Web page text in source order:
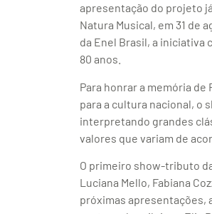
apresentação do projeto
Natura Musical, em 31 de
da Enel Brasil, a
80 anos.
Para honrar a memória
para a cultura nacional, o
interpretando grandes
valores que variam de
O primeiro show-tributo
Luciana Mello, Fabiana
próximas apresentações,